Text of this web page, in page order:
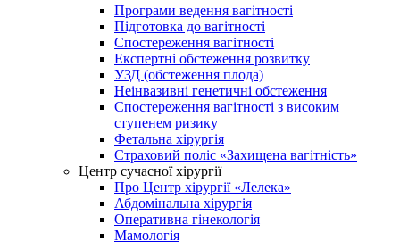
Програми ведення вагітності
Підготовка до вагітності
Спостереження вагітності
Експертні обстеження розвитку
УЗД (обстеження плода)
Неінвазивні генетичні обстеження
Спостереження вагітності з високим
ступенем ризику
Фетальна хірургія
Страховий поліс «Захищена вагітність»
Центр сучасної хірургії
Про Центр хірургії «Лелека»
Абдомінальна хірургія
Оперативна гінекологія
Мамологія